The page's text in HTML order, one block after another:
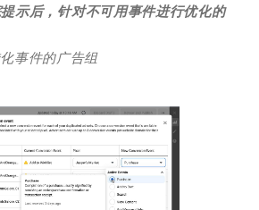
示后，针对不可用事件进行优化的
事件的广告组